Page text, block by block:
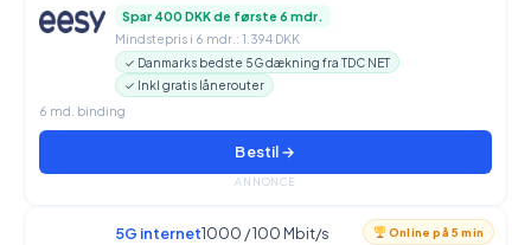
Spar 400 DKK de første 6 mdr.
Mindstepris i 6 mdr.: 1.394 DKK
✓ Danmarks bedste 5G dækning fra TDC NET
✓ Inkl gratis lånerouter
6 md. binding
Bestil →
ANNONCE
Online på 5 min
5G internet1000 / 100 Mbit/s